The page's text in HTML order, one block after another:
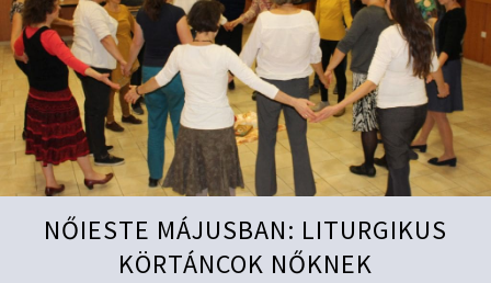
NŐIESTE MÁJUSBAN: LITURGIKUS
KÖRTÁNCOK NŐKNEK